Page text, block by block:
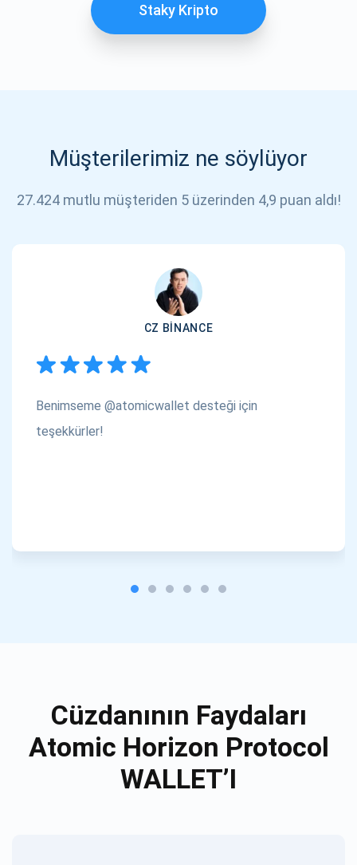
Staky Kripto
Müşterilerimiz ne söylüyor
27.424 mutlu müşteriden 5 üzerinden 4,9 puan aldı!
CZ BINANCE
Benimseme @atomicwallet desteği için
teşekkürler!
Cüzdanının Faydaları
Atomic Horizon Protocol
WALLET’I